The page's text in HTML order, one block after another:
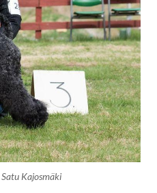
Satu Kajosmäki